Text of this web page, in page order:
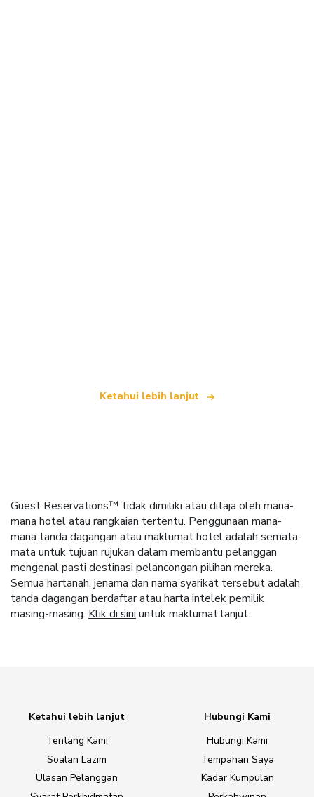
Ketahui lebih lanjut
Guest Reservations™ tidak dimiliki atau ditaja oleh mana-
mana hotel atau rangkaian tertentu. Penggunaan mana-
mana tanda dagangan atau maklumat hotel adalah semata-
mata untuk tujuan rujukan dalam membantu pelanggan
mengenal pasti destinasi pelancongan pilihan mereka.
Semua hartanah, jenama dan nama syarikat tersebut adalah
tanda dagangan berdaftar atau harta intelek pemilik
masing-masing. Klik di sini untuk maklumat lanjut.
Ketahui lebih lanjut
Tentang Kami
Soalan Lazim
Ulasan Pelanggan
Hubungi Kami
Hubungi Kami
Tempahan Saya
Kadar Kumpulan